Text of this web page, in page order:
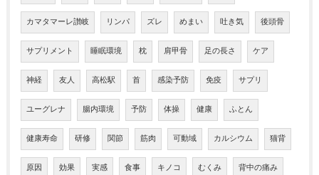
カマタマーレ讃岐 リンパ ズレ めまい 吐き気 後頭骨
サプリメント 睡眠環境 枕 肩甲骨 足の長さ ケア
神経 友人 高松駅 首 感染予防 免疫 サプリ
ユーグレナ 腸内環境 予防 体操 健康 ふとん
健康寿命 研修 関節 筋肉 可動域 カルシウム 猫背
原因 効果 実感 食事 キノコ むくみ 背中の痛み